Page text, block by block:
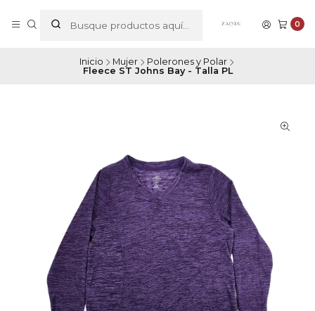
0
Inicio Mujer
Polerones y Polar
Fleece ST Johns Bay - Talla PL